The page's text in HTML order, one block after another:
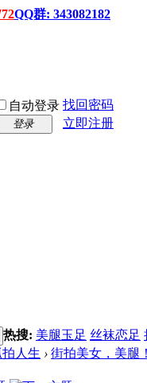
QQ群: 343082182
自动登录 找回密码
登录
立即注册
热搜: 美腿玉足 丝袜恋足
人生 › 街拍美女，美腿